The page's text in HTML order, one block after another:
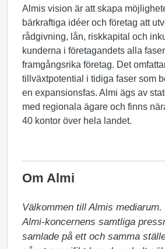
Almis vision är att skapa
bärkraftiga idéer och företag att
rådgivning, lån, riskkapital och
kunderna i företagandets alla faser
framgångsrika företag. Det
tillväxtpotential i tidiga faser som
en expansionsfas. Almi ägs av
med regionala ägare och finns
40 kontor över hela landet.
Om Almi
Välkommen till Almis
Almi-koncernens samtliga
samlade på ett och samma